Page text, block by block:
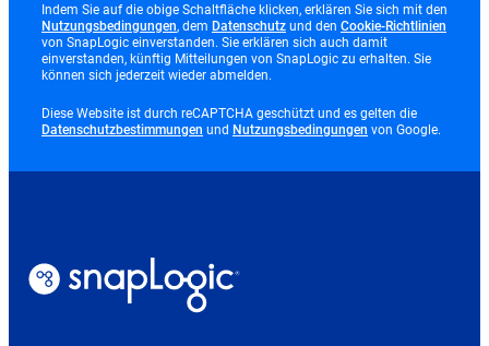
Indem Sie auf die obige Schaltfläche klicken, erklären Sie sich mit den
Nutzungsbedingungenopens
in
new
tab
, dem Datenschutzopens
in
new
und den Cookie-Richtlinien
von SnapLogic einverstanden. Sie erklären sich auch damit
einverstanden, künftig Mitteilungen von SnapLogic zu erhalten. Sie
können sich jederzeit wieder abmelden.
Diese Website ist durch reCAPTCHA geschützt und es gelten die
Datenschutzbestimmungen opens
und Nutzungsbedingungen opens
von Google.